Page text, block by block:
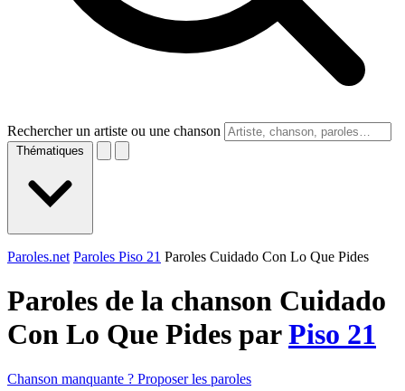
Rechercher un artiste ou une chanson
Thématiques
Paroles.net Paroles Piso 21 Paroles Cuidado Con Lo Que Pides
Paroles de la chanson Cuidado
Con Lo Que Pides parPiso 21
Chanson manquante ? Proposer les paroles